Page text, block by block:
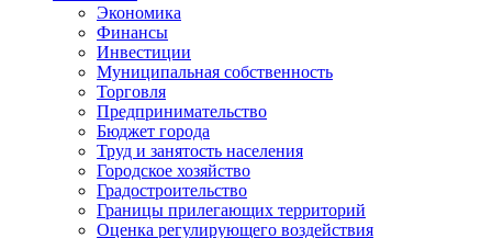
Экономика
Финансы
Инвестиции
Муниципальная собственность
Торговля
Предпринимательство
Бюджет города
Труд и занятость населения
Городское хозяйство
Градостроительство
Границы прилегающих территорий
Оценка регулирующего воздействия